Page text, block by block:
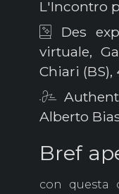
L'Incontro
Des
virtuale,
Chiari (BS),
Alberto
Bref
con questa